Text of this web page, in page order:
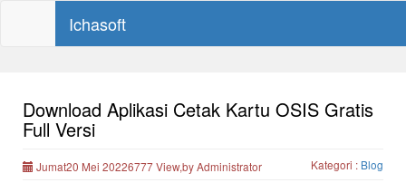
Ichasoft
Download Aplikasi Cetak Kartu OSIS Gratis
Full Versi
Jumat20 Mei 20226777 View,by Administrator Kategori : Blog